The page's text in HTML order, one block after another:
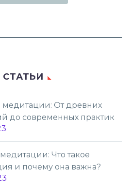
медитации: От древних
до современных практик
Что такое
и почему она важна?